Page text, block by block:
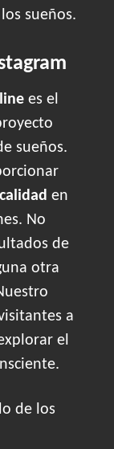
sueños.
es el
sueños.
en
No
de
otra
a
el
de los